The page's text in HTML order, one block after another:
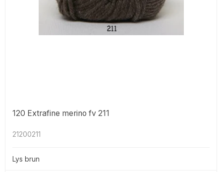
120 Extrafine merino fv 211
21200211
Lys brun